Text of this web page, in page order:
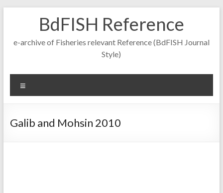
BdFISH Reference
e-archive of Fisheries relevant Reference (BdFISH Journal
Style)
Galib and Mohsin 2010